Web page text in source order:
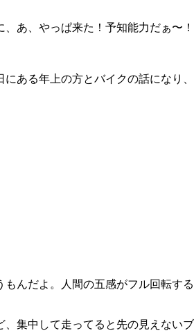
あ、やっぱ来た！予知能力だぁ〜
ある年上の方とバイクの話になり、
んだよ。人間の五感がフル回転
集中して走ってると先の見えな